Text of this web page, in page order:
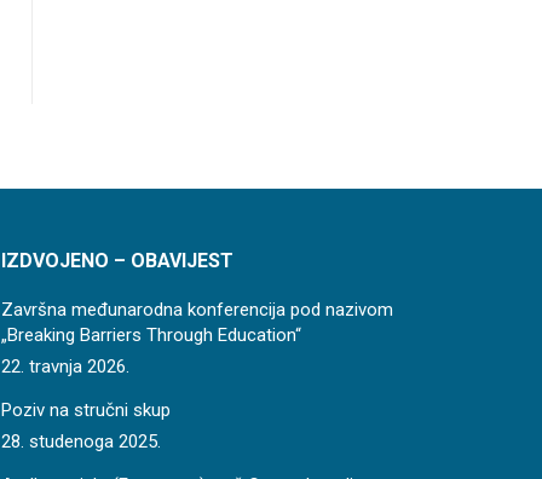
IZDVOJENO – OBAVIJEST
Završna međunarodna konferencija pod nazivom
„Breaking Barriers Through Education“
22. travnja 2026.
Poziv na stručni skup
28. studenoga 2025.